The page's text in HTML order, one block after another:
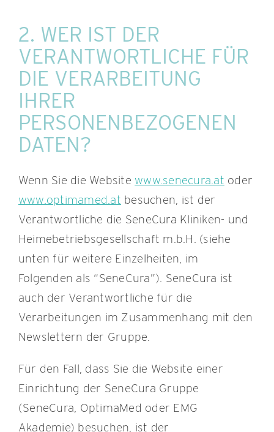
2. WER IST DER
VERANTWORTLICHE FÜR
DIE VERARBEITUNG
IHRER
PERSONENBEZOGENEN
DATEN?
Wenn Sie die Website www.senecura.at oder
www.optimamed.at besuchen, ist der
Verantwortliche die SeneCura Kliniken- und
Heimebetriebsgesellschaft m.b.H. (siehe
unten für weitere Einzelheiten, im
Folgenden als “SeneCura”). SeneCura ist
auch der Verantwortliche für die
Verarbeitungen im Zusammenhang mit den
Newslettern der Gruppe.
Für den Fall, dass Sie die Website einer
Einrichtung der SeneCura Gruppe
(SeneCura, OptimaMed oder EMG
Akademie) besuchen, ist der